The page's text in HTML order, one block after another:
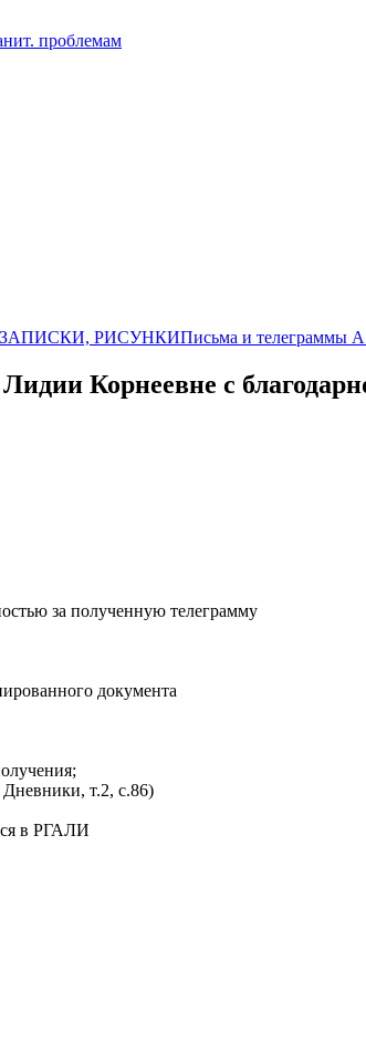
проблемам
РИСУНКИПисьма и телеграммы
Корнеевне с
за полученную телеграмму
документа
т.2, с.86)
в РГАЛИ